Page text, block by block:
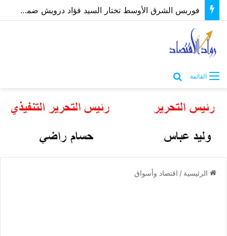
أصحاب 50 كافتيريا يناشدون محافظ الاسكندرية بفرصة لتوفيق أوضاعهم بعد غلق مصدر رزقهم
القائمة
الرئيسية / اقتصاد وأسواق